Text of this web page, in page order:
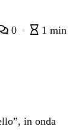
0
1 min
in onda